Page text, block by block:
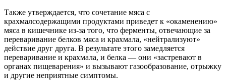
Также утверждается, что сочетание мяса с
крахмалсодержащими продуктами приведет к «окаменению»
мяса в кишечнике из-за того, что ферменты, отвечающие за
переваривание белков мяса и крахмала, «нейтрализуют»
действие друг друга. В результате этого замедляется
переваривание и крахмала, и белка — они «застревают в
органах пищеварения» и вызывают газообразование, отрыжку
и другие неприятные симптомы.